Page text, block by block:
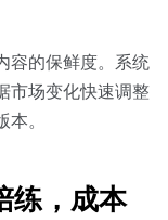
容的保鲜度。系统
市场变化快速调整
。
练，成本